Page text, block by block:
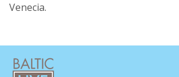
Venecia.